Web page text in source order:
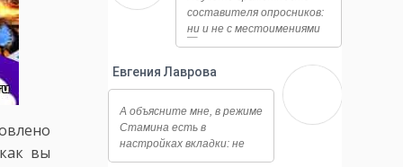
вы
даже ночная съемка
достойная, ну и плюс
отличается от всех этих
смотрится намного
дороже.
составителя опросников:
ни и не с местоимениями
Евгения Лаврова
10.08.2017 - 12:00
А объясните мне, в режиме
Стамина есть в
настройках вкладки: не
экономят, приложения, все